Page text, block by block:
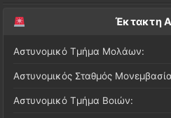
Έκτακτη
Αστυνομικό Τμήμα Μολάων:
Αστυνομικός Σταθμός
Αστυνομικό Τμήμα Βοιών: